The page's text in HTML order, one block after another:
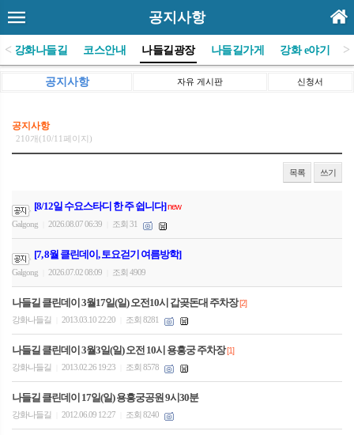
공지사항
<)강화나들길 코스안내 나들길광장 나들길가게 강화 e야기 >
공지사항 자유 게시판 신청서
공지사항
210개(10/11페이지)
목록 쓰기
[8/12일 수요스타디 한 주 쉽니다]new
Galgong
2026.08.07 06:39 조회 31
[7, 8월 클린데이, 토요걷기 여름방학]
Galgong 2026.07.02 08:09 조회 4909
나들길 클린데이 3월17일(일) 오전10시 갑곶돈대 주차장[2]
강화나들길
2013.03.10 22:20 조회 8281
나들길 클린데이 3월3일(일) 오전 10시 용흥궁 주차장[1]
강화나들길
2013.02.26 19:23 조회 8578
나들길 클린데이 17일(일) 용흥궁공원 9시30분
강화나들길 2012.06.09 12:27 조회 8240